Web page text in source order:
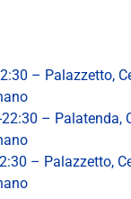
– Palazzetto,
– Palatenda,
– Palazzetto,